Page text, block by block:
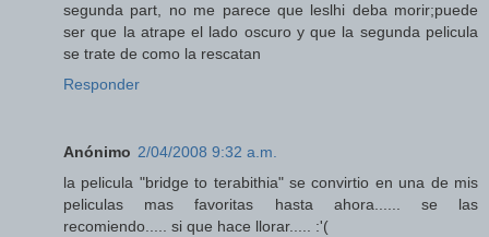
segunda part, no me parece que leslhi deba morir;puede
ser que la atrape el lado oscuro y que la segunda pelicula
se trate de como la rescatan
Responder
Anónimo 2/04/2008 9:32 a.m.
la pelicula "bridge to terabithia" se convirtio en una de mis
peliculas mas favoritas hasta ahora...... se las
recomiendo..... si que hace llorar..... :'(